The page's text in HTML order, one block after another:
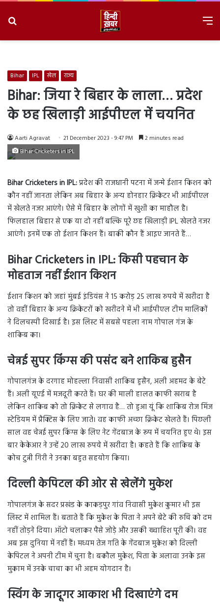
Bihar IPL खेल राज्य
Bihar: जिया रे बिहार के लाला… प्रदेश
के छह खिलाड़ी आईपीएल में चयनित
Aarti Agravat 21 December 2023 - 9:47 PM 2 minutes read
Bihar Cricketers in IPL
Bihar Cricketers in IPL:प्रदेश की राजधानी पटना में जन्मे ईशान किशन को
कौन नहीं जानता लेकिन अब बिहार के अन्य होनहार क्रिकेटर भी आईपीएल
में खेलते नजर आएंगे। ऐसे में बिहार के लोगों में खुशी का माहौल है।
फिलहाल बिहार से एक या दो नहीं बल्कि पूरे छह खिलाड़ी IPL खेलते नजर
आएंगे। इनमें एक तो ईशान किशन हैं। बाकी कौन हैं आइए जानते हैं…
Bihar Cricketers in IPL: किसी पहचान के
मोहताज नहीं ईशान किशन
ईशान किशन को जहां मुंबई इंडियंस ने 15 करोड़ 25 लाख रुपये में खरीदा है
तो वहीं बिहार के अन्य क्रिकेटरों को खरीदने में भी आईपीएल टीम मालिकों
ने दिलचस्पी दिखाई है। इस लिस्ट में सबसे पहला नाम गोपाल गंज के
शाकिब का।
चेन्नई सुपर किंग्स की पसंद बने शाकिब हुसैन
गोपालगंज के दरगाह मोहल्ला निवासी शाकिब हुसैन, अली अहमद के बेटे
हैं। अली यूएई में मजदूरी करते हैं। घर की माली हालत काफी खराब है
लेकिन शाकिब को तो क्रिकेट से लगाव है… तो हुआ यूं कि शाकिब रोज मिंज
स्टेडियम में प्रैक्टिस के लिए जाते। वह काफी अच्छा क्रिकेट खेलते हैं। पिछली
साल वह चेन्नई सुपर किंग्स के लिए नेट गेंदबाज के रूप में चयनित हुए थे। इस
बार केकेआर ने उन्हें 20 लाख रुपये में खरीदा है। कहते हैं कि शाकिब के
कोच टुन्नी गिरी ने उनका बहुत सहयोग किया।
दिल्ली केपिटल की ओर से खेलेंगे मुकेश
गोपालगंज के सदर प्रखंड के काकड़पुर गांव निवासी मुकेश कुमार भी इस
लिस्ट में शामिल हैं। बताते हैं कि मुकेश के पिता ने अपने बेटे की रुचि को दम
नहीं तोड़ने दिया। ऑटो चलाकर पैसे जोड़े और उसकी ख्वाहिश पूरी की। वह
अब इस दुनिया में नहीं हैं। मध्यम तेज गति के गेंदबाज मुकेश को दिल्ली
केपिटल ने अपनी टीम में चुना है। बकौल मुकेश, पिता के अलावा उनके इस
मुकाम में उनके चाचा का भी अहम योगदान है।
स्विंग के जादूगर आकाश भी दिखाएंगे दम